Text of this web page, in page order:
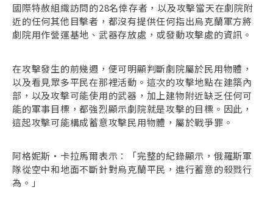
國際特赦組織訪問的28名倖存者，以及攻擊當天在劇院附
近的任何其他目擊者，都沒有提供任何指出烏克蘭軍方將
劇院用作營運基地、武器存放處，或發動攻擊處的資訊。
在攻擊發生的前幾週，便可明顯判斷劇院屬於民用物體，
以及看見眾多平民在那裡活動。這次的攻擊地點在建築內
部，以及攻擊可能使用的武器，加上建物附近缺乏任何可
能的軍事目標，都強烈顯示劇院就是攻擊的目標。因此，
這起攻擊可能構成蓄意攻擊民用物體，屬於戰爭罪。
阿格妮斯・卡拉馬爾表示：「完整的紀錄顯示，俄羅斯軍
隊從空中和地面不斷針對烏克蘭平民，進行蓄意的殺戮行
為。」